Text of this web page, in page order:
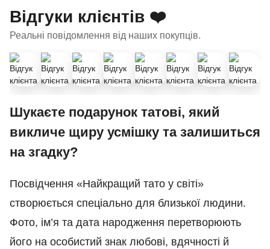
Відгуки клієнтів ❤️
Реальні повідомлення від наших покупців.
Шукаєте подарунок татові, який
викличе щиру усмішку та залишиться
на згадку?
Посвідчення «Найкращий тато у світі»
створюється спеціально для близької людини.
Фото, ім’я та дата народження перетворюють
його на особистий знак любові, вдячності й